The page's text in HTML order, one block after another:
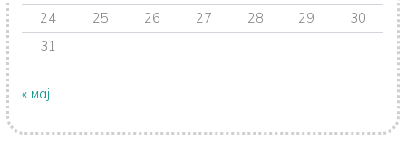
24
25 26 27 28 29
30
31
« мај